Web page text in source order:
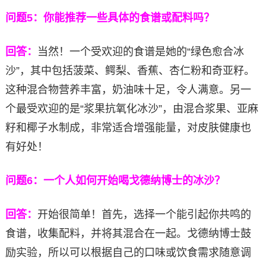
问题5：你能推荐一些具体的食谱或配料吗？
回答：
当然！一个受欢迎的食谱是她的“绿色愈合冰
沙”，其中包括菠菜、鳄梨、香蕉、杏仁粉和奇亚籽。
这种混合物营养丰富，奶油味十足，令人满意。另一
个最受欢迎的是“浆果抗氧化冰沙”，由混合浆果、亚麻
籽和椰子水制成，非常适合增强能量，对皮肤健康也
有好处！
问题6：一个人如何开始喝戈德纳博士的冰沙？
回答： 开始很简单！首先，选择一个能引起你共鸣的
食谱，收集配料，并将其混合在一起。戈德纳博士鼓
励实验，所以可以根据自己的口味或饮食需求随意调